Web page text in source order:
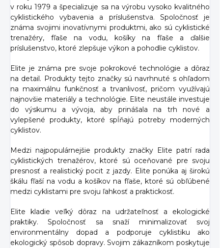
v roku 1979 a špecializuje sa na výrobu vysoko kvalitného
cyklistického vybavenia a príslušenstva. Spoločnosť je
známa svojimi inovatívnymi produktmi, ako sú cyklistické
trenažéry, fľaše na vodu, košíky na fľaše a ďalšie
príslušenstvo, ktoré zlepšuje výkon a pohodlie cyklistov.
Elite je známa pre svoje pokrokové technológie a dôraz
na detail. Produkty tejto značky sú navrhnuté s ohľadom
na maximálnu funkčnosť a trvanlivosť, pričom využívajú
najnovšie materiály a technológie. Elite neustále investuje
do výskumu a vývoja, aby prinášala na trh nové a
vylepšené produkty, ktoré spĺňajú potreby moderných
cyklistov.
Medzi najpopulárnejšie produkty značky Elite patrí rada
cyklistických trenažérov, ktoré sú oceňované pre svoju
presnosť a realistický pocit z jazdy. Elite ponúka aj širokú
škálu fľaší na vodu a košíkov na fľaše, ktoré sú obľúbené
medzi cyklistami pre svoju ľahkosť a praktickosť.
Elite kladie veľký dôraz na udržateľnosť a ekologické
praktiky. Spoločnosť sa snaží minimalizovať svoj
environmentálny dopad a podporuje cyklistiku ako
ekologický spôsob dopravy. Svojim zákazníkom poskytuje